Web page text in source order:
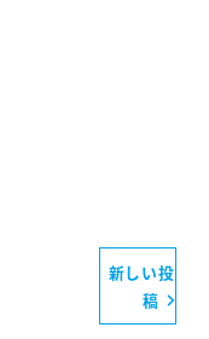
新しい投
稿